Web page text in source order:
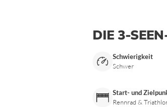
DIE 3-
Schwierigkeit
Schwer
Start- und
Rennrad &